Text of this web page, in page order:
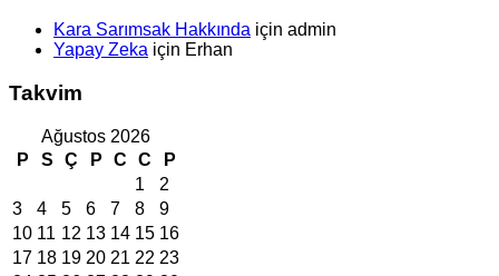
Kara Sarımsak Hakkında için admin
Yapay Zeka için Erhan
Takvim
Ağustos 2026
P
S Ç P C C
P
1
2
3
4 5 6 7 8
9
10 11 12 13 14 15 16
17 18 19 20 21 22 23